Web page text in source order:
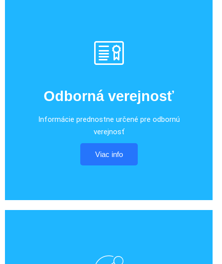
Odborná verejnosť
Informácie prednostne určené pre odbornú
verejnosť
Viac info